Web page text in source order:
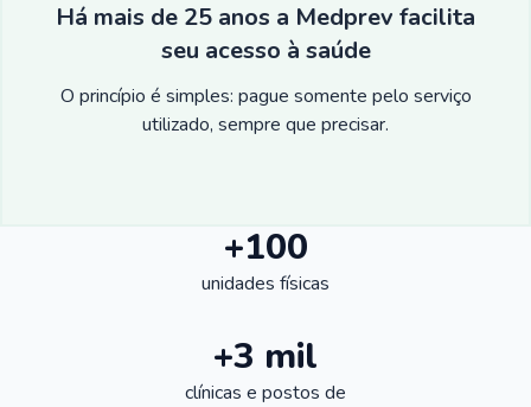
Há mais de 25 anos a Medprev facilita
seu acesso à saúde
O princípio é simples: pague somente pelo serviço
utilizado, sempre que precisar.
+100
unidades físicas
+3 mil
clínicas e postos de